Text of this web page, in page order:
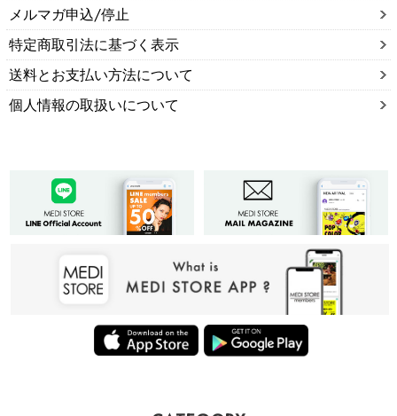
メルマガ申込/停止
特定商取引法に基づく表示
送料とお支払い方法について
個人情報の取扱いについて